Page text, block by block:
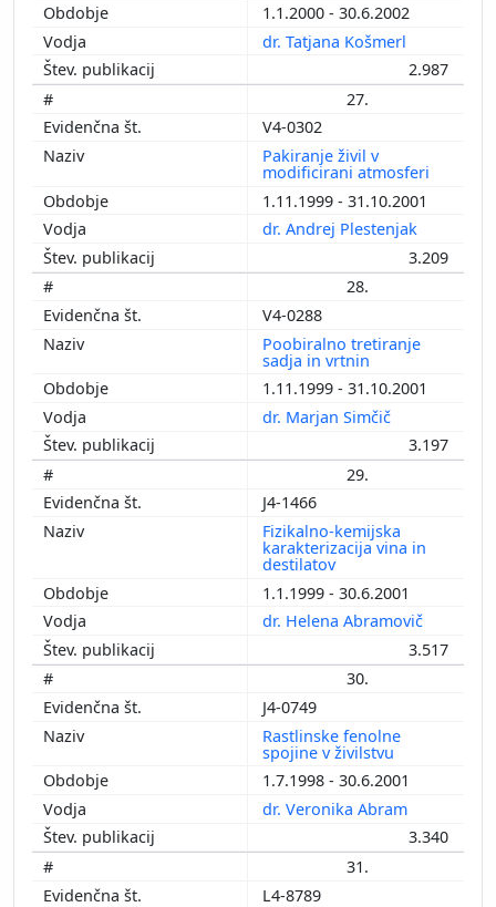
1.1.2000 - 30.6.2002
dr. Tatjana Košmerl
2.987
27.
V4-0302
Pakiranje živil v
modificirani atmosferi
1.11.1999 - 31.10.2001
dr. Andrej Plestenjak
3.209
28.
V4-0288
Poobiralno tretiranje
sadja in vrtnin
1.11.1999 - 31.10.2001
dr. Marjan Simčič
3.197
29.
J4-1466
Fizikalno-kemijska
karakterizacija vina in
destilatov
1.1.1999 - 30.6.2001
dr. Helena Abramovič
3.517
30.
J4-0749
Rastlinske fenolne
spojine v živilstvu
1.7.1998 - 30.6.2001
dr. Veronika Abram
3.340
31.
L4-8789